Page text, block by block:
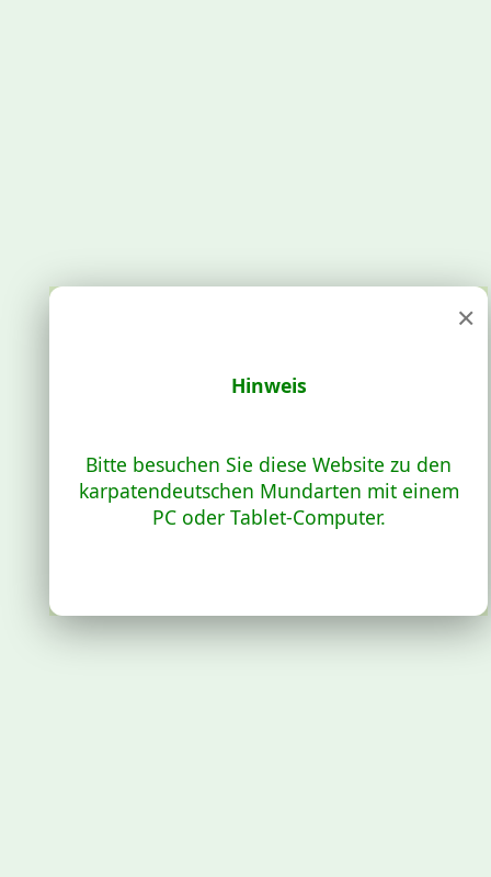
×
Hinweis
Bitte besuchen Sie diese Website zu den
karpatendeutschen Mundarten mit einem
PC oder Tablet-Computer.